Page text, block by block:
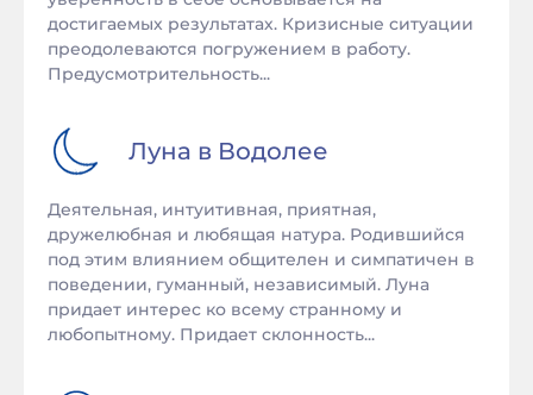
достигаемых результатах. Кризисные ситуации
преодолеваются погружением в работу.
Предусмотрительность...
Луна в Водолее
Деятельная, интуитивная, приятная,
дружелюбная и любящая натура. Родившийся
под этим влиянием общителен и симпатичен в
поведении, гуманный, независимый. Луна
придает интерес ко всему странному и
любопытному. Придает склонность...